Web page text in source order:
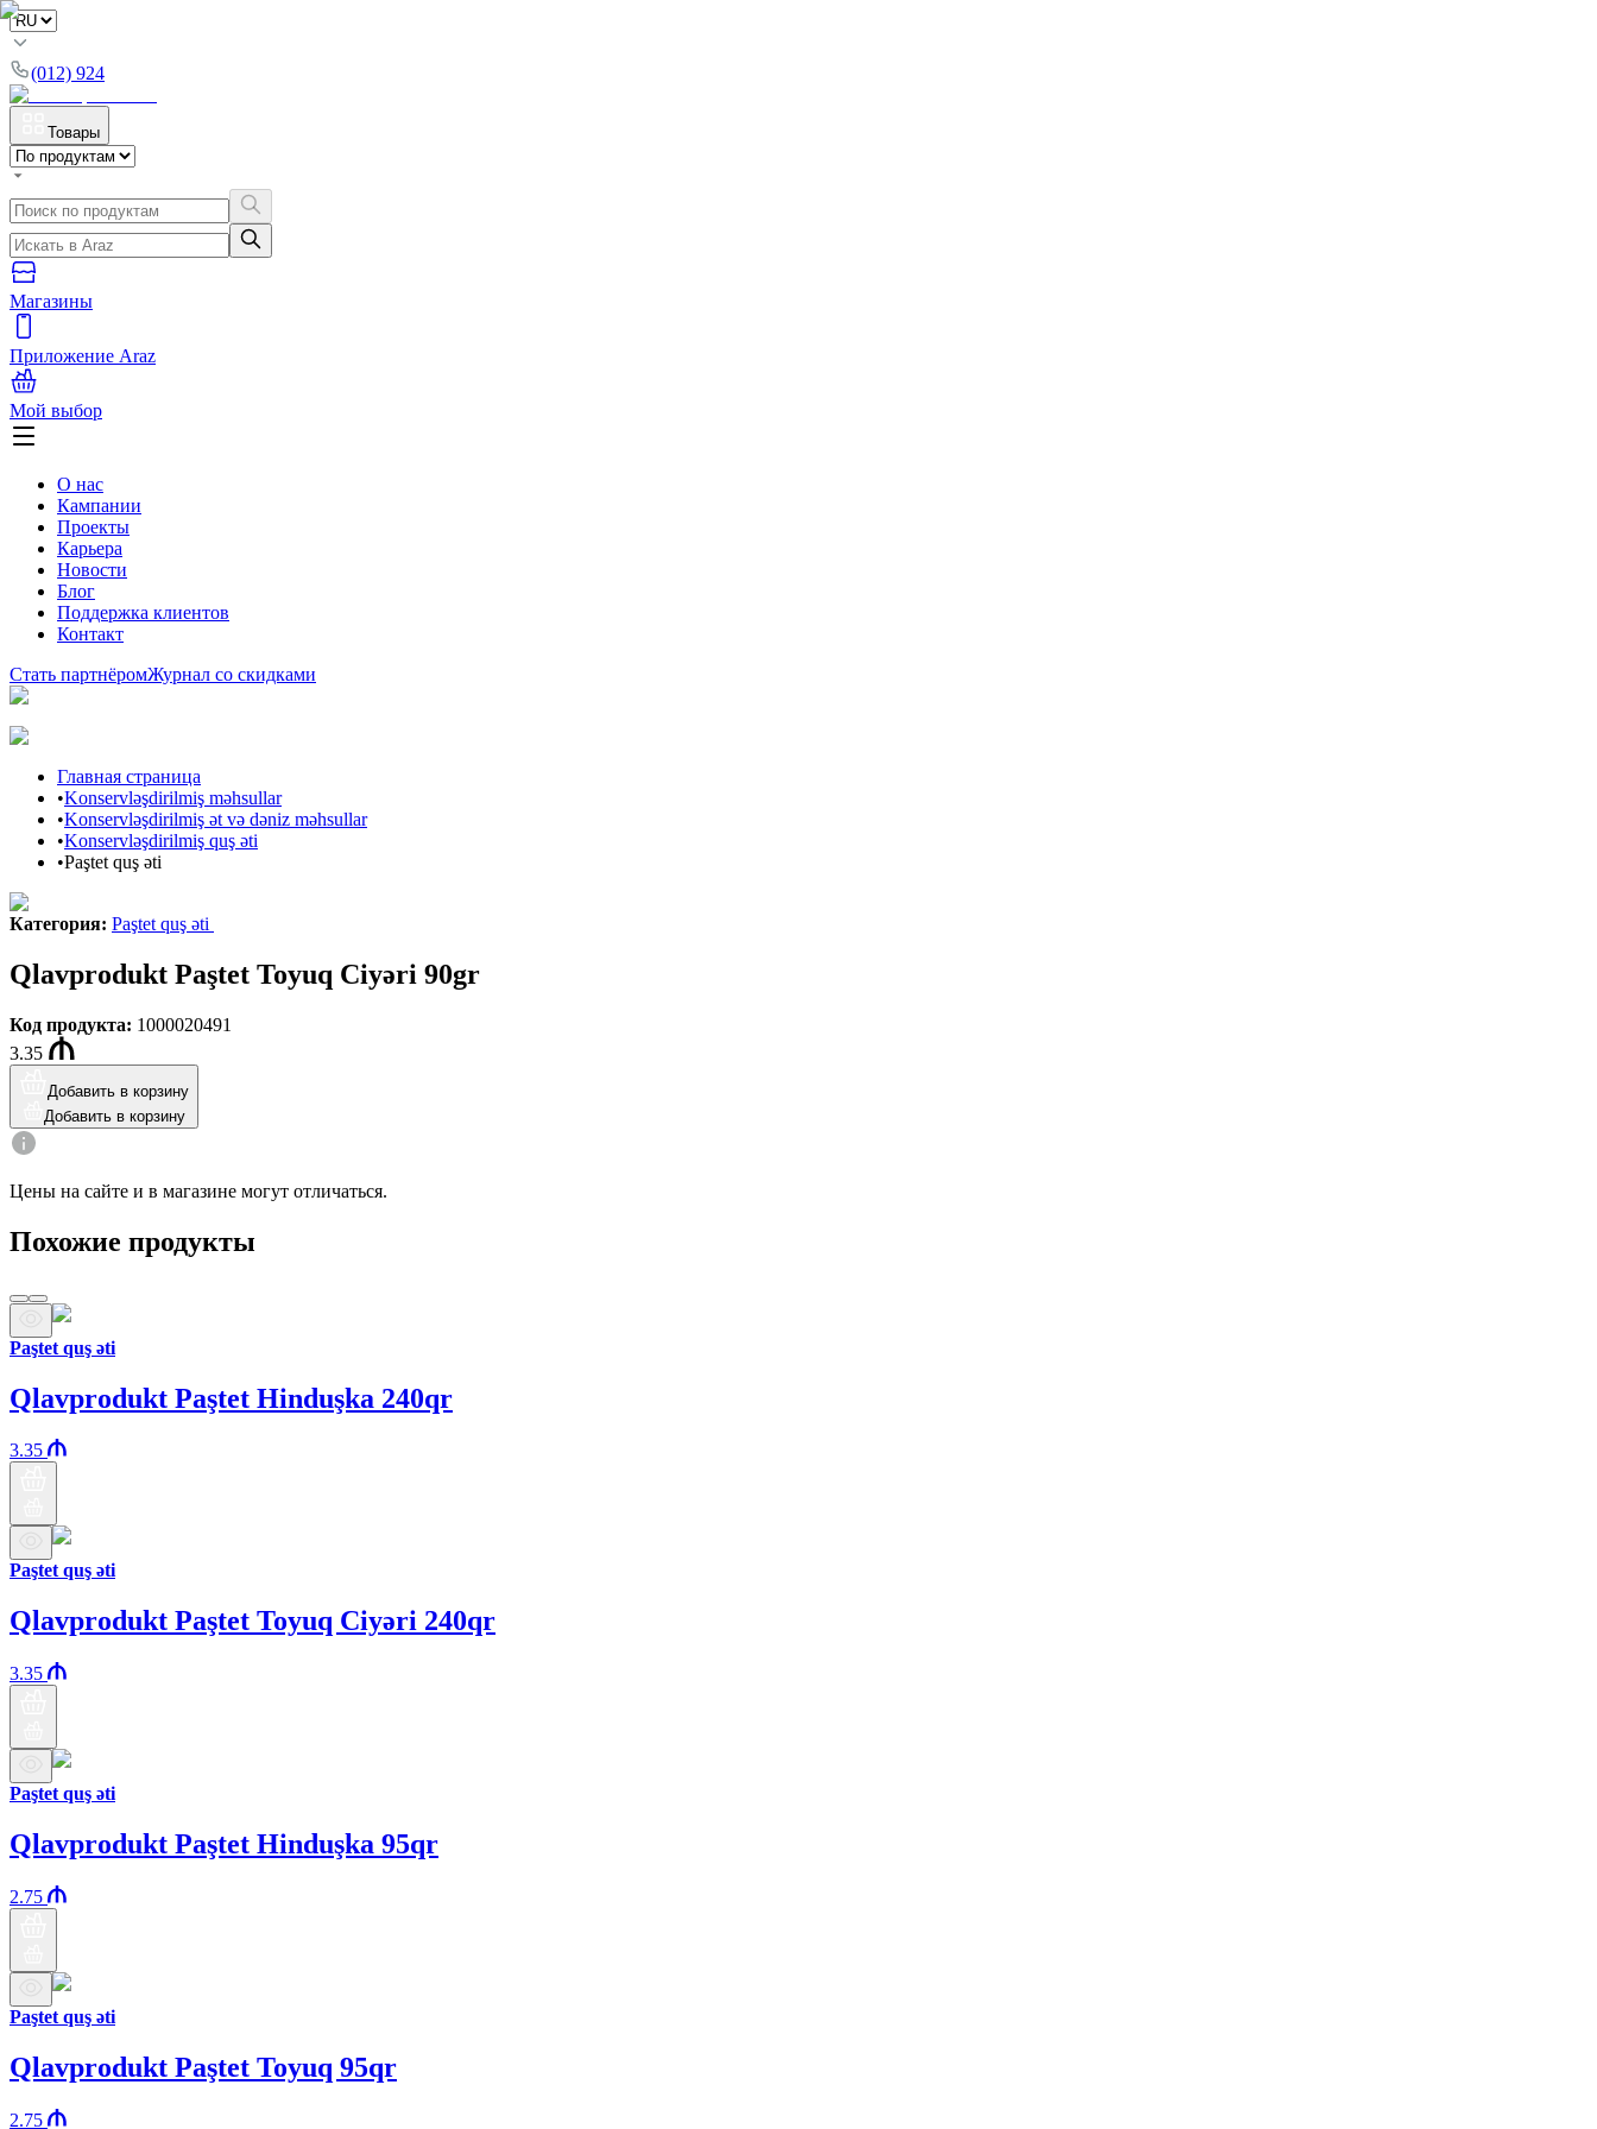
(012) 924
Товары
Магазины
Приложение Araz
Мой выбор
О нас
Кампании
Проекты
Карьера
Новости
Блог
Поддержка клиентов
Контакт
Стать партнёромЖурнал со скидками
Главная страница
•Konservləşdirilmiş məhsullar
•Konservləşdirilmiş ət və dəniz məhsullar
•Konservləşdirilmiş quş əti
•Paştet quş əti
Категория: Paştet quş əti
Qlavprodukt Paştet Toyuq Ciyəri 90gr
Код продукта: 1000020491
3.35
Добавить в корзину
Добавить в корзину
Цены на сайте и в магазине могут отличаться.
Похожие продукты
Paştet quş əti
Qlavprodukt Paştet Hinduşka 240qr
3.35
Paştet quş əti
Qlavprodukt Paştet Toyuq Ciyəri 240qr
3.35
Paştet quş əti
Qlavprodukt Paştet Hinduşka 95qr
2.75
Paştet quş əti
Qlavprodukt Paştet Toyuq 95qr
2.75